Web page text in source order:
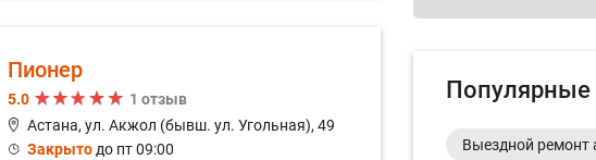
Пионер
5.0
1 отзыв
Астана, ул. Акжол (бывш. ул. Угольная), 49
Закрытодо пт 09:00
Популярные
Выездной ремонт